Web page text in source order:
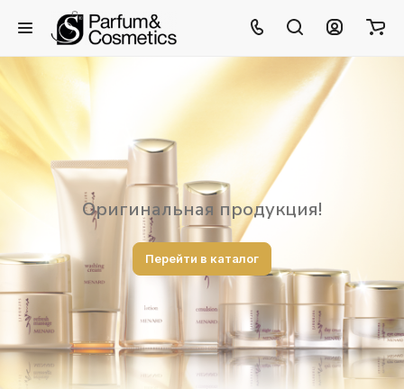
Оригинальная продукция!
Перейти в каталог